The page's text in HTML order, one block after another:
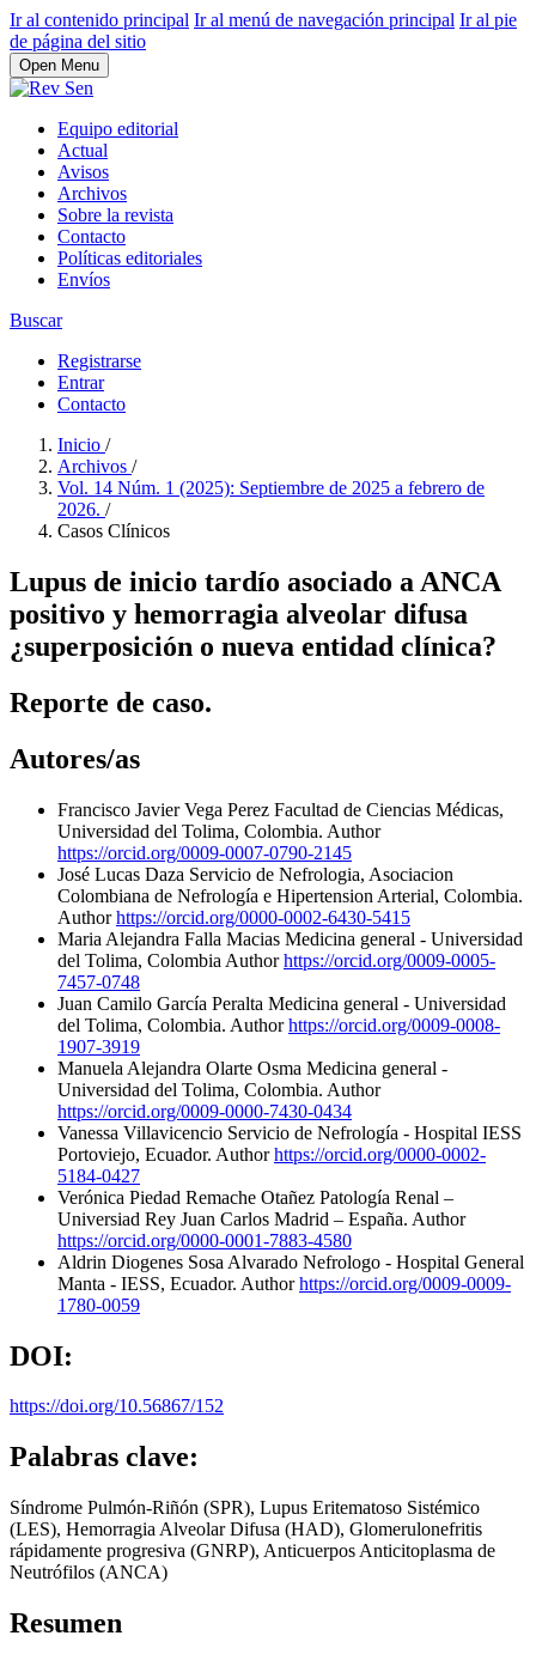
Ir al contenido principal Ir al menú de navegación principal Ir al pie
de página del sitio
Open Menu
Equipo editorial
Actual
Avisos
Archivos
Sobre la revista
Contacto
Políticas editoriales
Envíos
Buscar
Registrarse
Entrar
Contacto
Inicio /
Archivos /
Vol. 14 Núm. 1 (2025): Septiembre de 2025 a febrero de
2026. /
Casos Clínicos
Lupus de inicio tardío asociado a ANCA
positivo y hemorragia alveolar difusa
¿superposición o nueva entidad clínica?
Reporte de caso.
Autores/as
Francisco Javier Vega Perez Facultad de Ciencias Médicas,
Universidad del Tolima, Colombia. Author
https://orcid.org/0009-0007-0790-2145
José Lucas Daza Servicio de Nefrologia, Asociacion
Colombiana de Nefrología e Hipertension Arterial, Colombia.
Authorhttps://orcid.org/0000-0002-6430-5415
Maria Alejandra Falla Macias Medicina general - Universidad
del Tolima, Colombia Authorhttps://orcid.org/0009-0005-
7457-0748
Juan Camilo García Peralta Medicina general - Universidad
del Tolima, Colombia. Authorhttps://orcid.org/0009-0008-
1907-3919
Manuela Alejandra Olarte Osma Medicina general -
Universidad del Tolima, Colombia. Author
https://orcid.org/0009-0000-7430-0434
Vanessa Villavicencio Servicio de Nefrología - Hospital IESS
Portoviejo, Ecuador. Authorhttps://orcid.org/0000-0002-
5184-0427
Verónica Piedad Remache Otañez Patología Renal –
Universiad Rey Juan Carlos Madrid – España. Author
https://orcid.org/0000-0001-7883-4580
Aldrin Diogenes Sosa Alvarado Nefrologo - Hospital General
Manta - IESS, Ecuador. Authorhttps://orcid.org/0009-0009-
1780-0059
DOI:
https://doi.org/10.56867/152
Palabras clave:
Síndrome Pulmón-Riñón (SPR), Lupus Eritematoso Sistémico
(LES), Hemorragia Alveolar Difusa (HAD), Glomerulonefritis
rápidamente progresiva (GNRP), Anticuerpos Anticitoplasma de
Neutrófilos (ANCA)
Resumen